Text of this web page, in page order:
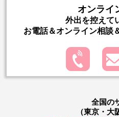
オンライ
外出を控えて
お電話＆オンライン相談
全国の
（東京・大